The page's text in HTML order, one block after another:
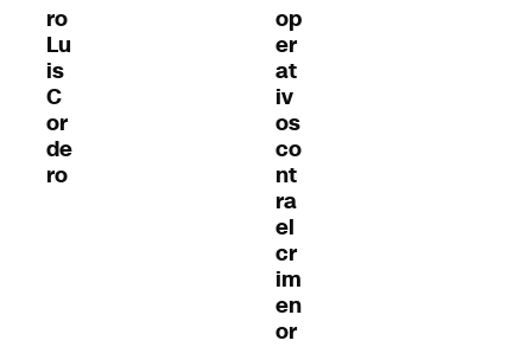
ro
Lu
is
C
or
de
ro
op
er
at
iv
os
co
nt
ra
el
cr
im
en
or